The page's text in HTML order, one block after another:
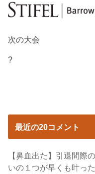
次の大会
?
最近の20コメント
【鼻血出た】引退間際
いの１つが早くも叶っ